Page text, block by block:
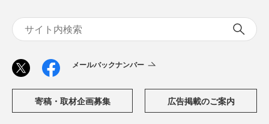
メールバックナンバー
寄稿・取材企画募集 広告掲載のご案内